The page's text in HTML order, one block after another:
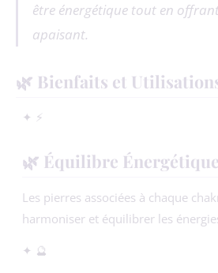
être énergétique tout en
apaisant.
🌿 Bienfaits et
✦ ⚡
🌿 Équilibre
Les pierres associées à chaque
harmoniser et équilibrer les
✦ 🔮